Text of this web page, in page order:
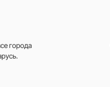
города